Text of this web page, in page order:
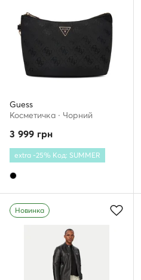
Guess
Косметичка · Чорний
3 999 грн
extra -25% Код: SUMMER
Новинка